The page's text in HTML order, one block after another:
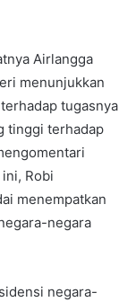
Airlangga
menunjukkan
tugasnya
tinggi terhadap
Robi
menempatkan
negara
negara-